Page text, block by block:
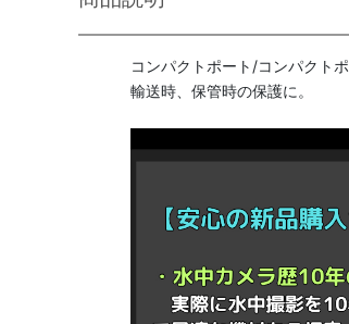
コンパクトポート/コンパクト
輸送時、保管時の保護に。